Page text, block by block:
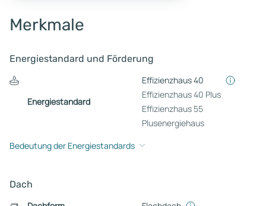
Merkmale
Energiestandard und Förderung
Energiestandard
Effizienzhaus 40
Effizienzhaus 40 Plus
Effizienzhaus 55
Plusenergiehaus
Bedeutung der Energiestandards
Dach